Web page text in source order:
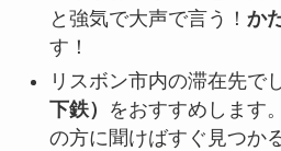
と強気で大声で言う！ か
す！
リスボン市内の滞在先で
下鉄）
をおすすめします
の方に聞けばすぐ見つか